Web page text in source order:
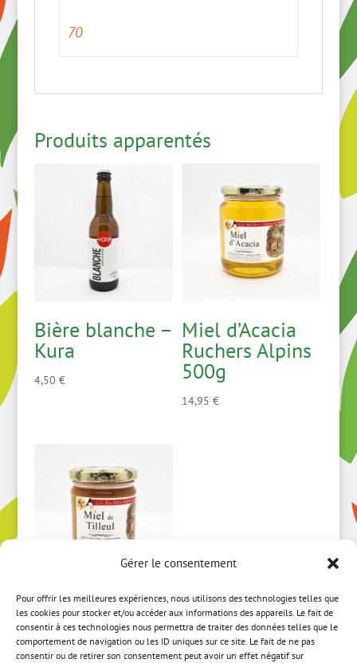
Gérer le consentement
Pour offrir les meilleures expériences, nous utilisons des technologies telles que
les cookies pour stocker et/ou accéder aux informations des appareils. Le fait de
consentir à ces technologies nous permettra de traiter des données telles que le
comportement de navigation ou les ID uniques sur ce site. Le fait de ne pas
consentir ou de retirer son consentement peut avoir un effet négatif sur
70
Produits apparentés
Bière blanche –
Kura
4,50 €
Miel d’Acacia
Ruchers Alpins
500g
14,95€
Miel de Tilleul
Ruchers Alpins
250g